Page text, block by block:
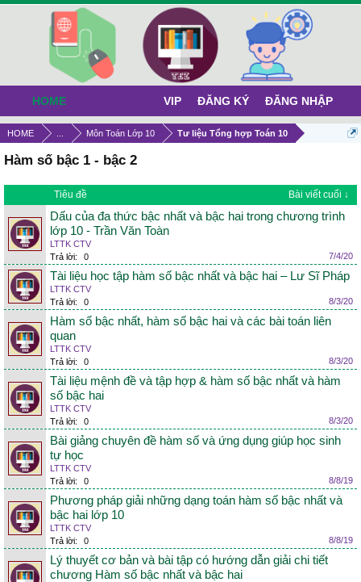
HOME Môn Toán Lớp 10 Tư liệu Tổng hợp Toán 10
Hàm số bậc 1 - bậc 2
Tiêu đề Bài viết cuối ↓
Dấu của đa thức bậc nhất và bậc hai trong chương trình
lớp 10 - Trần Văn Toàn
LTTK CTV
Trả lời:
0 7/4/20
Tài liệu học tập hàm số bậc nhất và bậc hai – Lư Sĩ Pháp
LTTK CTV
Trả lời:
0 8/3/20
Hàm số bậc nhất, hàm số bậc hai và các bài toán liên
quan
LTTK CTV
Trả lời:
0 8/3/20
Tài liệu mệnh đề và tập hợp & hàm số bậc nhất và hàm
số bậc hai
LTTK CTV
Trả lời:
0 8/3/20
Bài giảng chuyên đề hàm số và ứng dụng giúp học sinh
tự học
LTTK CTV
Trả lời:
0 8/8/19
Phương pháp giải những dạng toán hàm số bậc nhất và
bậc hai lớp 10
LTTK CTV
Trả lời:
0 8/8/19
Lý thuyết cơ bản và bài tập có hướng dẫn giải chi tiết
chương Hàm số bậc nhất và bậc hai
HOME VIP ĐĂNG KÝ ĐĂNG NHẬP